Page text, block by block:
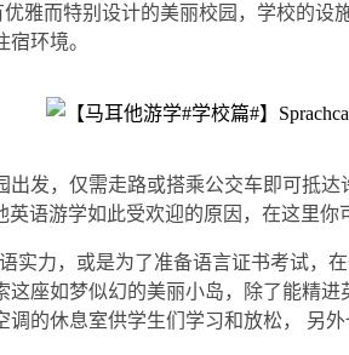
雅而特别设计的美丽校园，学校的
环境。
发，仅需走路或搭乘公交车即可抵
语游学如此受欢迎的原因，在这里
实力，或是为了准备语言证书考试
座如梦似幻的美丽小岛，除了能精
的休息室供学生们学习和放松， 另